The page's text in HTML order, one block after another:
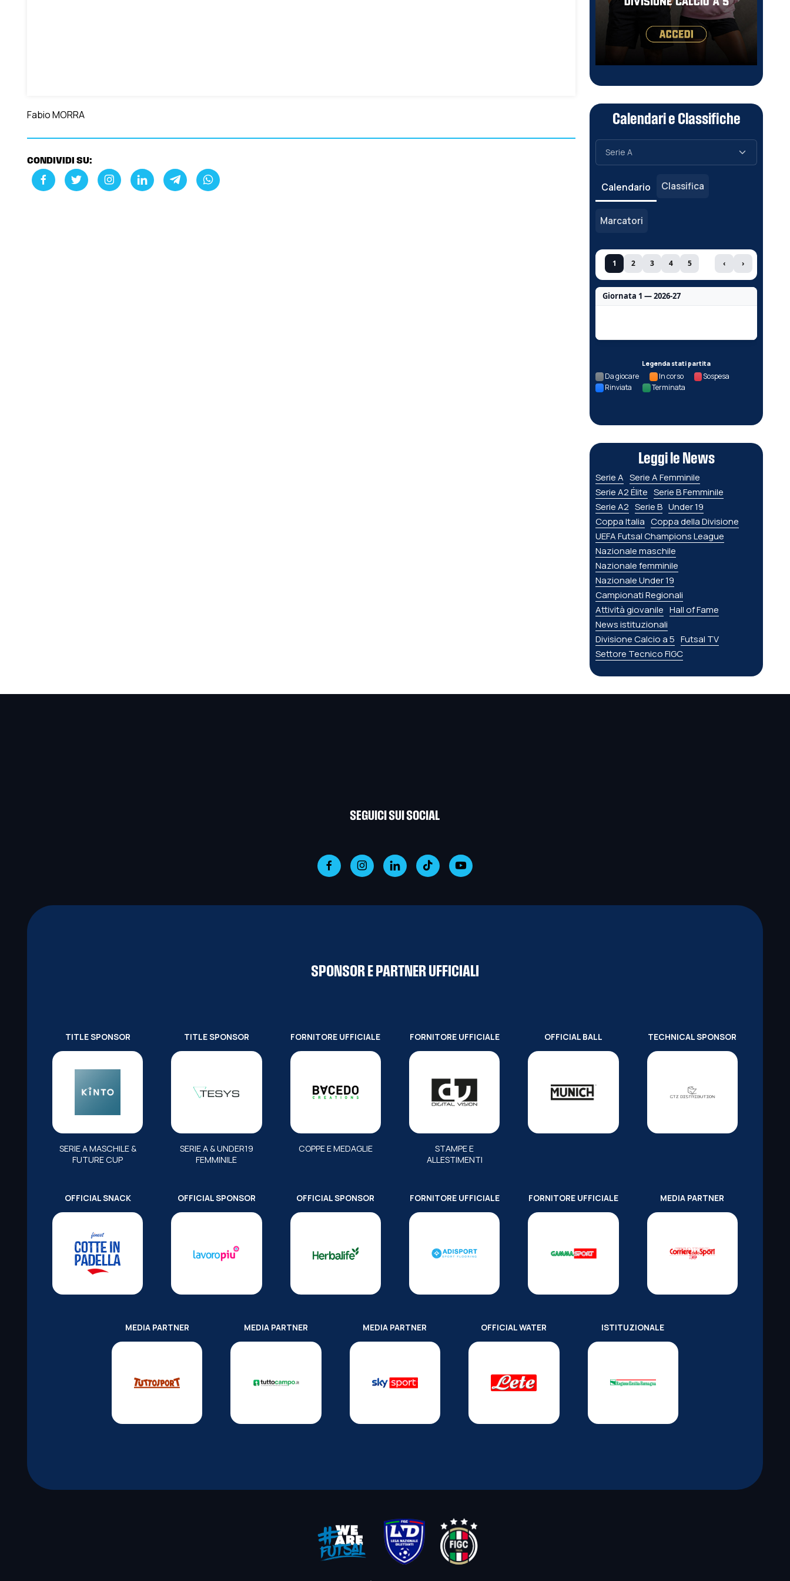
Fabio MORRA
CONDIVIDI SU:
Calendari e Classifiche
Calendario Classifica
Marcatori
1 2 3 4 5 ‹ ›
Giornata 1 — 2026-27
Legenda stati partita
Da giocare In corso
Sospesa
Rinviata
Terminata
Leggi le News
Serie A Serie A Femminile
Serie A2 Élite Serie B Femminile
Serie A2 Serie B Under 19
Coppa Italia Coppa della Divisione
UEFA Futsal Champions League
Nazionale maschile
Nazionale femminile
Nazionale Under 19
Campionati Regionali
Attività giovanile Hall of Fame
News istituzionali
Divisione Calcio a 5 Futsal TV
Settore Tecnico FIGC
SEGUICI SUI SOCIAL
SPONSOR E PARTNER UFFICIALI
TITLE SPONSOR
SERIE A MASCHILE &
FUTURE CUP
TITLE SPONSOR
SERIE A & UNDER19
FEMMINILE
FORNITORE UFFICIALE
COPPE E MEDAGLIE
FORNITORE UFFICIALE
STAMPE E
ALLESTIMENTI
OFFICIAL BALL TECHNICAL SPONSOR
OFFICIAL SNACK OFFICIAL SPONSOR OFFICIAL SPONSOR FORNITORE UFFICIALE FORNITORE UFFICIALE MEDIA PARTNER
MEDIA PARTNER MEDIA PARTNER MEDIA PARTNER OFFICIAL WATER ISTITUZIONALE